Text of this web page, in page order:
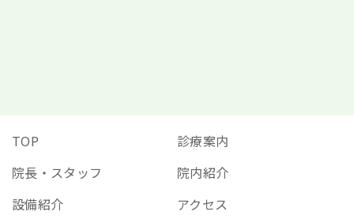
TOP
診療案内
院長・スタッフ
院内紹介
設備紹介
アクセス